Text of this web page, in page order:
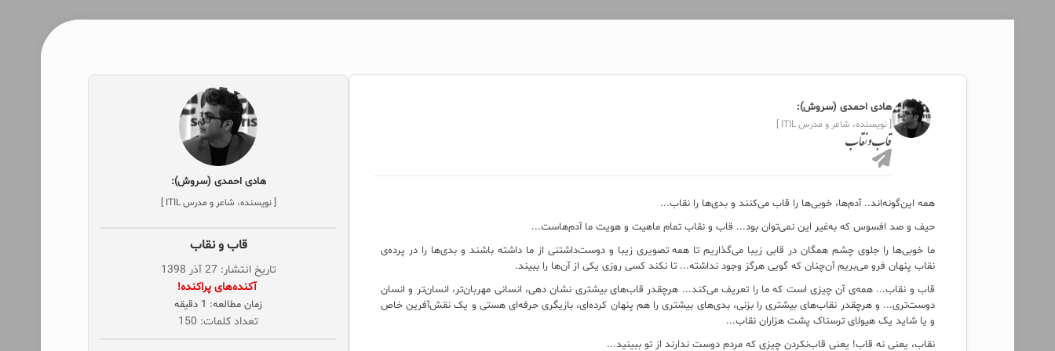
هادی احمدی (سروش):
[ نویسنده، شاعر و مدرس ITIL ]
قاب و نقاب
همه این‌گونه‌اند.. آدم‌ها، خوبی‌ها را قاب می‌کنند و بدی‌ها را نقاب...
حیف و صد افسوس که به‌غیر این نمی‌توان بود... قاب و نقاب تمام ماهیت و هویت ما آدم‌هاست...
ما خوبی‌ها را جلوی چشم همگان در قابی زیبا می‌گذاریم تا همه تصویری زیبا و دوست‌داشتنی از ما داشته باشند و بدی‌ها را در پرده‌ی
نقاب پنهان فرو می‌بریم آن‌چنان که گویی هرگز وجود نداشته... تا نکند کسی روزی یکی از آن‌ها را ببیند.
قاب و نقاب... همه‌ی آن چیزی است که ما را تعریف می‌کند... هرچقدر قاب‌های بیشتری نشان دهی، انسانی مهربان‌تر، انسان‌تر و انسان
دوست‌تری... و هرچقدر نقاب‌های بیشتری را بزنی، بدی‌های بیشتری را هم پنهان کرده‌ای، بازیگری حرفه‌ای هستی و یک نقش‌آفرین خاص
و یا شاید یک هیولای ترسناک پشت هزاران نقاب...
نقاب، یعنی نه‌ قاب! یعنی قاب‌نکردن چیزی که مردم دوست ندارند از تو ببینید...
هادی احمدی (سروش):
[ نویسنده، شاعر و مدرس ITIL ]
قاب و نقاب
تاریخ انتشار: 27 آذر 1398
‌ آکنده‌های پراکنده!
زمان مطالعه: 1 دقیقه
تعداد کلمات: 150